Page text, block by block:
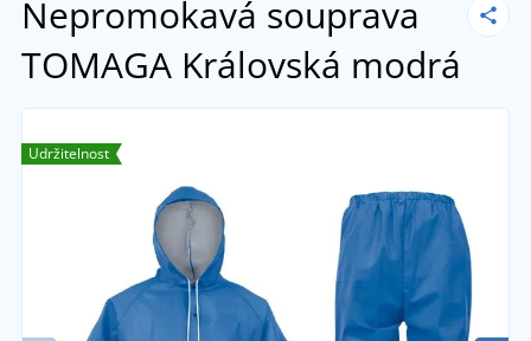
Nepromokavá souprava
TOMAGA Královská modrá
Udržitelnost